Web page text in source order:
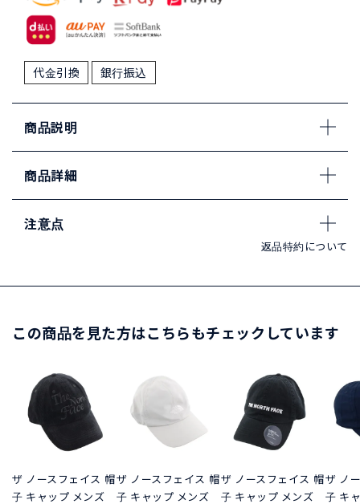
代金引換 銀行振込
商品説明
商品詳細
注意点
返品特約について
この商品を見た方はこちらもチェックしています
ザ ノースフェイス 帽
子 キャップ メンズ
ザ ノースフェイス 帽
子 キャップ メンズ
ザ ノースフェイス 帽
子 キャップ メンズ
ザ ノ
子 キ